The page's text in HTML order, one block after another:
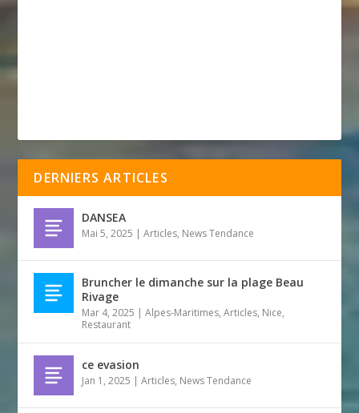
DERNIERS ARTICLES
DANSEA
Mai 5, 2025 |Articles, News Tendance
Bruncher le dimanche sur la plage Beau
Rivage
Mar 4, 2025 |Alpes-Maritimes,Articles, Nice,
Restaurant
ce evasion
Jan 1, 2025 |Articles, News Tendance